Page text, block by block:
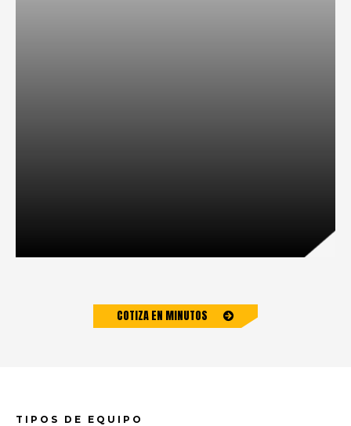
COTIZA EN MINUTOS
TIPOS DE EQUIPO